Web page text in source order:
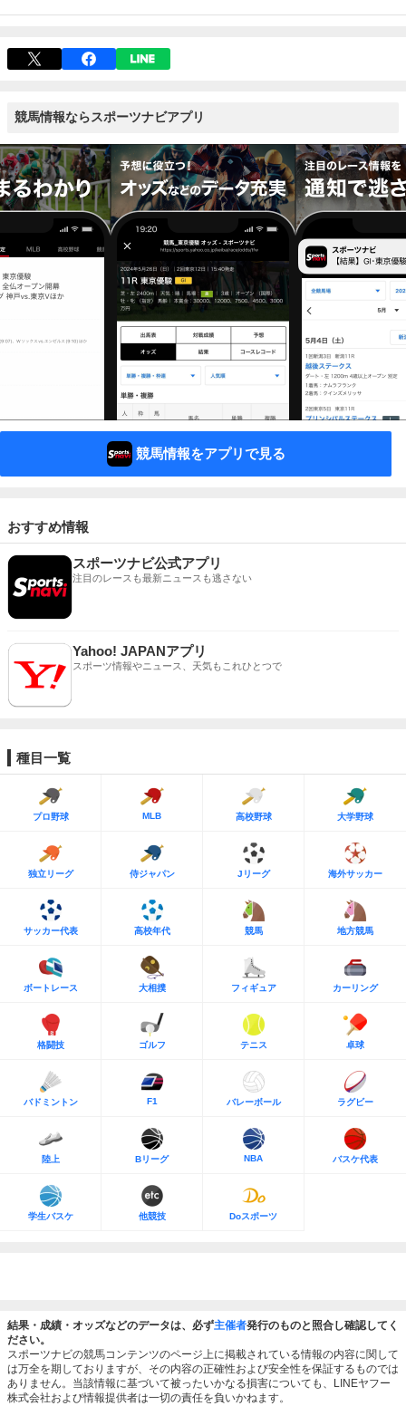
競馬情報ならスポーツナビアプリ
競馬情報をアプリで見る
おすすめ情報
スポーツナビ公式アプリ
注目のレースも最新ニュースも逃さない
Yahoo! JAPANアプリ
スポーツ情報やニュース、天気もこれひとつで
種目一覧
プロ野球 MLB 高校野球 大学野球
独立リーグ 侍ジャパン Jリーグ 海外サッカー
サッカー代表 高校年代 競馬 地方競馬
ボートレース 大相撲 フィギュア カーリング
格闘技 ゴルフ テニス 卓球
バドミントン F1 バレーボール ラグビー
陸上 Bリーグ NBA バスケ代表
学生バスケ 他競技 Doスポーツ
結果・成績・オッズなどのデータは、必ず主催者発行のものと照合し確認してく
ださい。
スポーツナビの競馬コンテンツのページ上に掲載されている情報の内容に関して
は万全を期しておりますが、その内容の正確性および安全性を保証するものでは
ありません。当該情報に基づいて被ったいかなる損害についても、LINEヤフー
株式会社および情報提供者は一切の責任を負いかねます。